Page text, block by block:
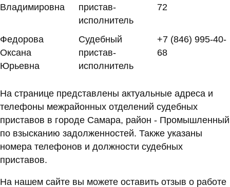
Владимировна
пристав-
исполнитель
72
Федорова
Оксана
Юрьевна
Судебный
пристав-
исполнитель
+7 (846) 995-40-
68
На странице представлены актуальные адреса и
телефоны межрайонных отделений судебных
приставов в городе Самара, район - Промышленный
по взысканию задолженностей. Также указаны
номера телефонов и должности судебных
приставов.
На нашем сайте вы можете оставить отзыв о работе